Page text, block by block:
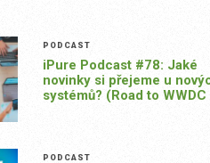
PODCAST
iPure Podcast #78: Jaké
novinky si přejeme u
systémů? (Road to
PODCAST